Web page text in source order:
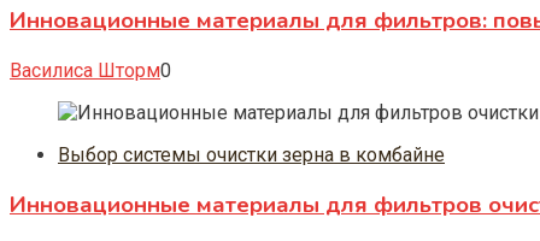
Инновационные материалы для фильтров:
Василиса Шторм0
Выбор системы очистки зерна в комбайне
Инновационные материалы для фильтров